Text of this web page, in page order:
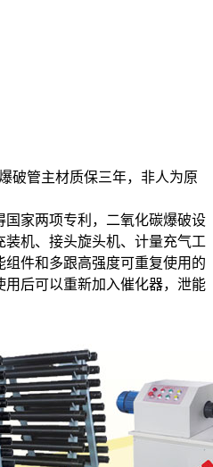
破管主材质保三年，非人为原
家两项专利，二氧化碳爆破设
机、接头旋头机、计量充气工
件和多跟高强度可重复使用的
后可以重新加入催化器，泄能